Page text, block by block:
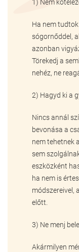
1) Nem
Ha nem
sógornőddel,
azonban
Törekedj a
nehéz, ne
2) Hagyd ki a
Nincs annál
bevonása a
nem tehetnek
sem
eszközként
ha nem is
módszereivel,
előtt.
3) Ne menj
Akármilyen